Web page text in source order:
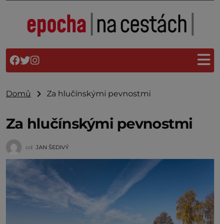
Domů Za hlučínskými pevnostmi
Za hlučínskými pevnostmi
od JAN ŠEDIVÝ